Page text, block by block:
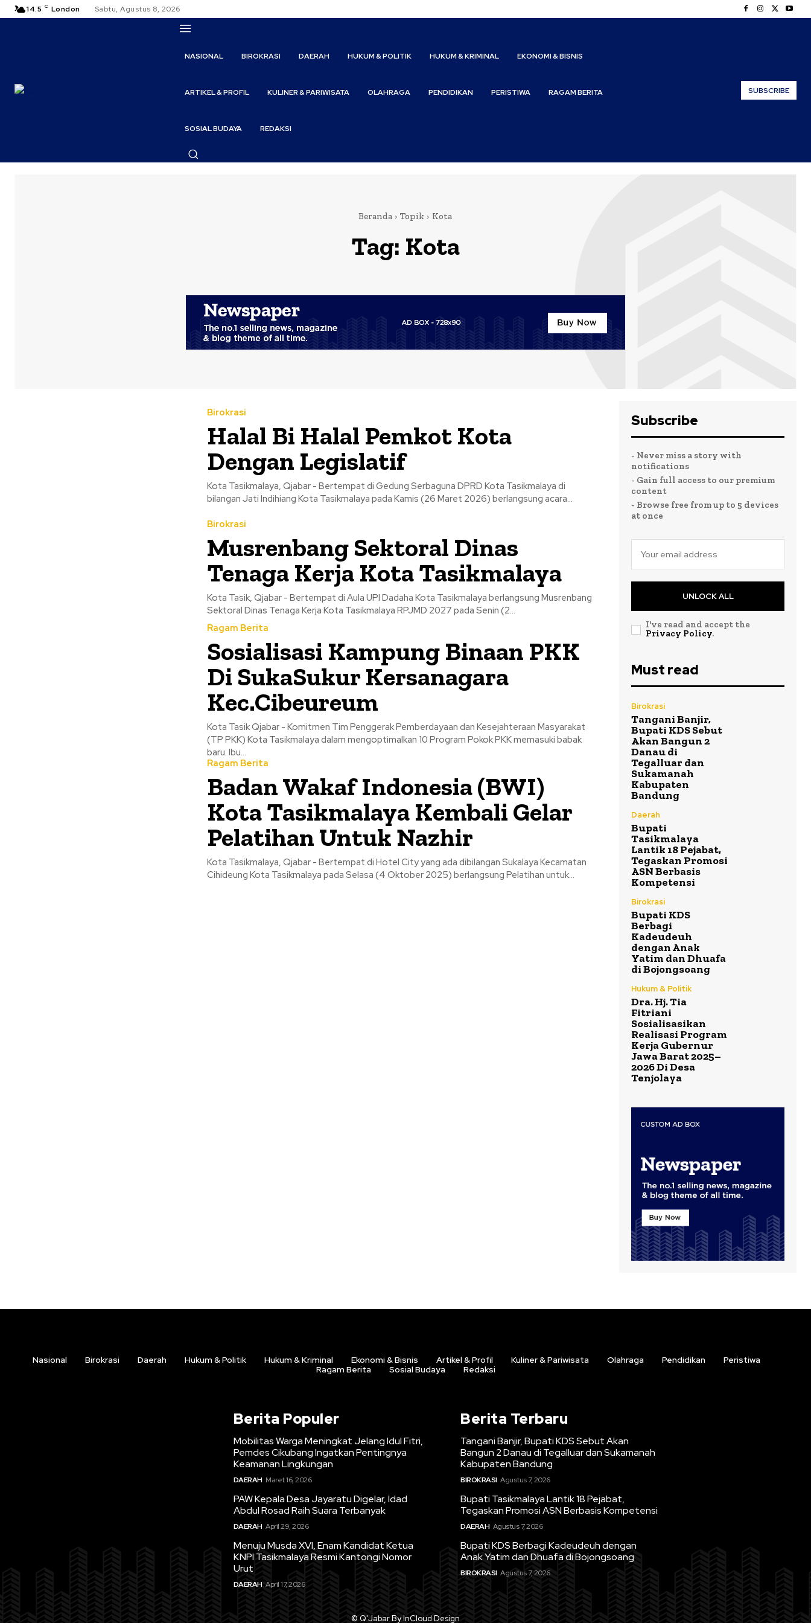
14.5 C London Sabtu, Agustus 8, 2026
NASIONAL BIROKRASI DAERAH HUKUM & POLITIK HUKUM & KRIMINAL EKONOMI & BISNIS
ARTIKEL & PROFIL KULINER & PARIWISATA OLAHRAGA PENDIDIKAN PERISTIWA RAGAM BERITA
SOSIAL BUDAYA REDAKSI
SUBSCRIBE
Beranda Topik Kota
Tag: Kota
Birokrasi
Halal Bi Halal Pemkot Kota
Dengan Legislatif
Kota Tasikmalaya, Qjabar - Bertempat di Gedung Serbaguna DPRD Kota Tasikmalaya di
bilangan Jati Indihiang Kota Tasikmalaya pada Kamis (26 Maret 2026) berlangsung acara...
Birokrasi
Musrenbang Sektoral Dinas
Tenaga Kerja Kota Tasikmalaya
Kota Tasik, Qjabar - Bertempat di Aula UPI Dadaha Kota Tasikmalaya berlangsung Musrenbang
Sektoral Dinas Tenaga Kerja Kota Tasikmalaya RPJMD 2027 pada Senin (2...
Ragam Berita
Sosialisasi Kampung Binaan PKK
Di SukaSukur Kersanagara
Kec.Cibeureum
Kota Tasik Qjabar - Komitmen Tim Penggerak Pemberdayaan dan Kesejahteraan Masyarakat
(TP PKK) Kota Tasikmalaya dalam mengoptimalkan 10 Program Pokok PKK memasuki babak
baru. Ibu...
Ragam Berita
Badan Wakaf Indonesia (BWI)
Kota Tasikmalaya Kembali Gelar
Pelatihan Untuk Nazhir
Kota Tasikmalaya, Qjabar - Bertempat di Hotel City yang ada dibilangan Sukalaya Kecamatan
Cihideung Kota Tasikmalaya pada Selasa (4 Oktober 2025) berlangsung Pelatihan untuk...
Subscribe
- Never miss a story with
notifications
- Gain full access to our premium
content
- Browse free from up to 5 devices
at once
UNLOCK ALL
I've read and accept the
Privacy Policy.
Must read
Birokrasi
Tangani Banjir,
Bupati KDS Sebut
Akan Bangun 2
Danau di
Tegalluar dan
Sukamanah
Kabupaten
Bandung
Daerah
Bupati
Tasikmalaya
Lantik 18 Pejabat,
Tegaskan Promosi
ASN Berbasis
Kompetensi
Birokrasi
Bupati KDS
Berbagi
Kadeudeuh
dengan Anak
Yatim dan Dhuafa
di Bojongsoang
Hukum & Politik
Dra. Hj. Tia
Fitriani
Sosialisasikan
Realisasi Program
Kerja Gubernur
Jawa Barat 2025–
2026 Di Desa
Tenjolaya
Nasional Birokrasi Daerah Hukum & Politik Hukum & Kriminal Ekonomi & Bisnis Artikel & Profil Kuliner & Pariwisata Olahraga Pendidikan
Peristiwa
Ragam Berita
Sosial Budaya Redaksi
Berita Populer
Mobilitas Warga Meningkat Jelang Idul Fitri,
Pemdes Cikubang Ingatkan Pentingnya
Keamanan Lingkungan
DAERAH Maret 16, 2026
PAW Kepala Desa Jayaratu Digelar, Idad
Abdul Rosad Raih Suara Terbanyak
DAERAH April 29, 2026
Menuju Musda XVI, Enam Kandidat Ketua
KNPI Tasikmalaya Resmi Kantongi Nomor
Urut
DAERAH April 17, 2026
Berita Terbaru
Tangani Banjir, Bupati KDS Sebut Akan
Bangun 2 Danau di Tegalluar dan Sukamanah
Kabupaten Bandung
BIROKRASI Agustus 7, 2026
Bupati Tasikmalaya Lantik 18 Pejabat,
Tegaskan Promosi ASN Berbasis Kompetensi
DAERAH Agustus 7, 2026
Bupati KDS Berbagi Kadeudeuh dengan
Anak Yatim dan Dhuafa di Bojongsoang
BIROKRASI Agustus 7, 2026
© Q'Jabar By InCloud Design